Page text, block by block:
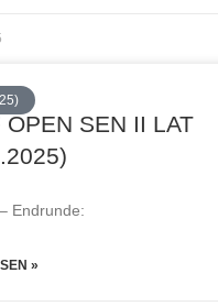
OPEN SEN II LAT
Endrunde:
»